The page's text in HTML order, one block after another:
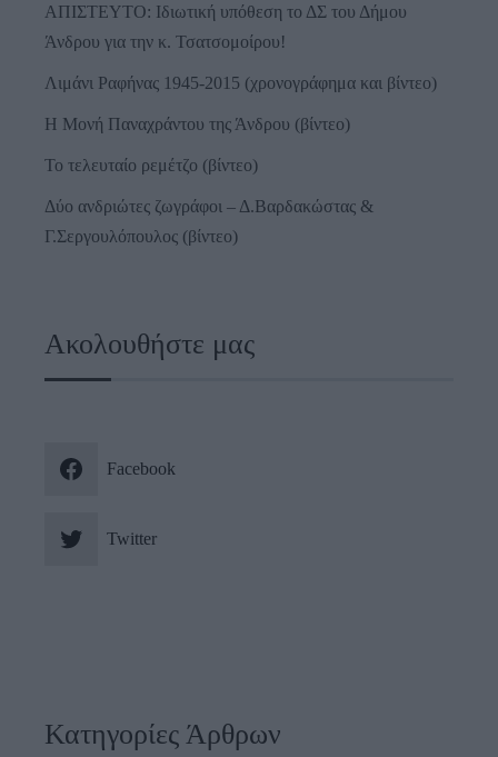
ΑΠΙΣΤΕΥΤΟ: Ιδιωτική υπόθεση το ΔΣ του Δήμου
Άνδρου για την κ. Τσατσομοίρου!
Λιμάνι Ραφήνας 1945-2015 (χρονογράφημα και βίντεο)
Η Μονή Παναχράντου της Άνδρου (βίντεο)
Το τελευταίο ρεμέτζο (βίντεο)
Δύο ανδριώτες ζωγράφοι – Δ.Βαρδακώστας &
Γ.Σεργουλόπουλος (βίντεο)
Ακολουθήστε μας
Facebook
Twitter
Κατηγορίες Άρθρων